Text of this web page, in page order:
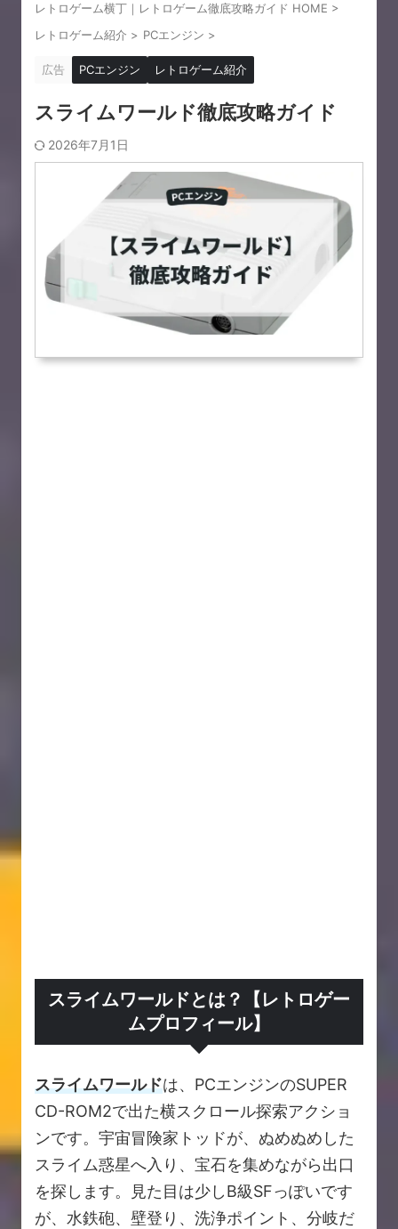
レトロゲーム横丁｜レトロゲーム徹底攻略ガイド HOME >
レトロゲーム紹介 > PCエンジン >
広告 PCエンジン レトロゲーム紹介
スライムワールド徹底攻略ガイド
2026年7月1日
スライムワールドとは？【レトロゲー
ムプロフィール】
スライムワールドは、PCエンジンのSUPER
CD-ROM2で出た横スクロール探索アクショ
ンです。宇宙冒険家トッドが、ぬめぬめした
スライム惑星へ入り、宝石を集めながら出口
を探します。見た目は少しB級SFっぽいです
が、水鉄砲、壁登り、洗浄ポイント、分岐だ